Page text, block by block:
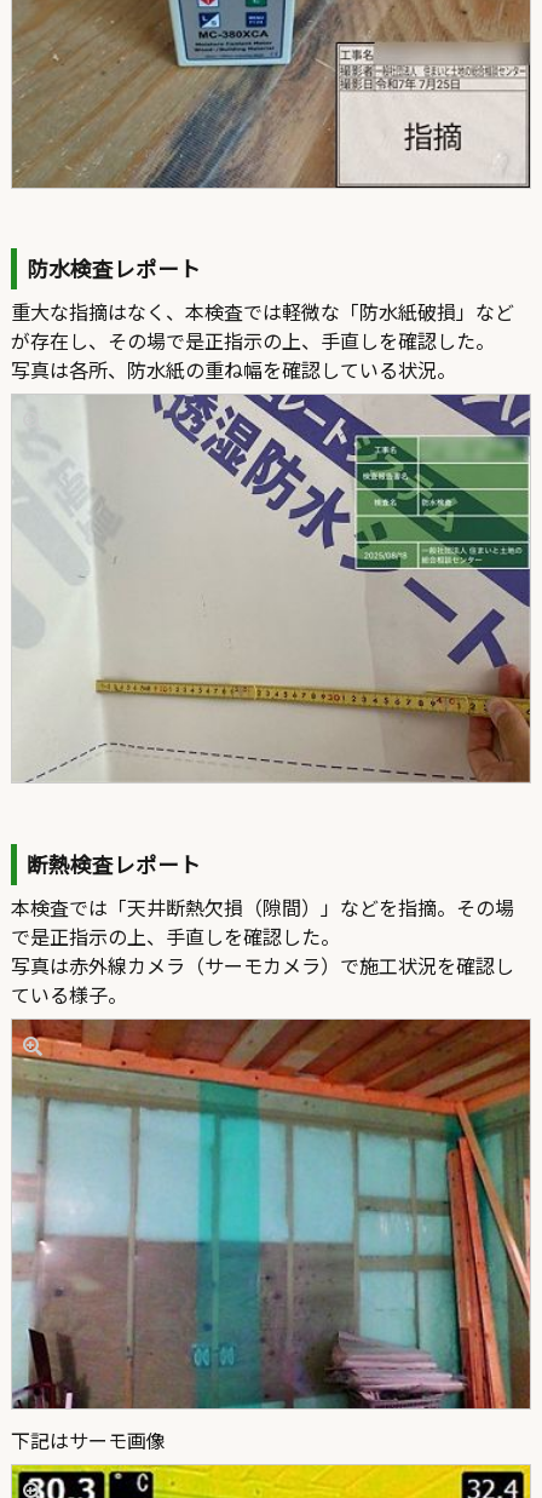
防水検査レポート
重大な指摘はなく、本検査では軽微な「防水紙破損」など
が存在し、その場で是正指示の上、手直しを確認した。
写真は各所、防水紙の重ね幅を確認している状況。
断熱検査レポート
本検査では「天井断熱欠損（隙間）」などを指摘。その場
で是正指示の上、手直しを確認した。
写真は赤外線カメラ（サーモカメラ）で施工状況を確認し
ている様子。
下記はサーモ画像